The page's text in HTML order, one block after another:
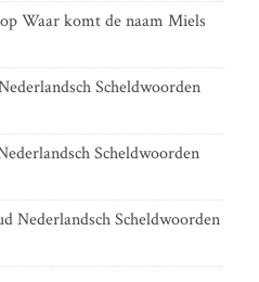
opWaar komt de naam Miels
Scheldwoorden
Scheldwoorden
Nederlandsch Scheldwoorden